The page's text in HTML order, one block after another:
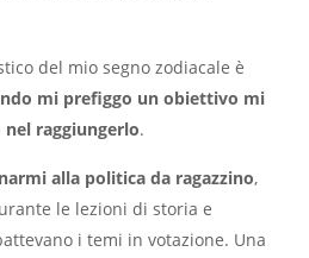
del mio segno zodiacale è
mi prefiggo un obiettivo mi
raggiungerlo.
alla politica da ragazzino,
le lezioni di storia e
i temi in votazione. Una